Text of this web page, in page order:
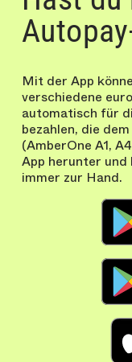
Mit der App
verschiedene
automatisch für
bezahlen, die
(AmberOne A1,
App herunter und
immer zur Hand.